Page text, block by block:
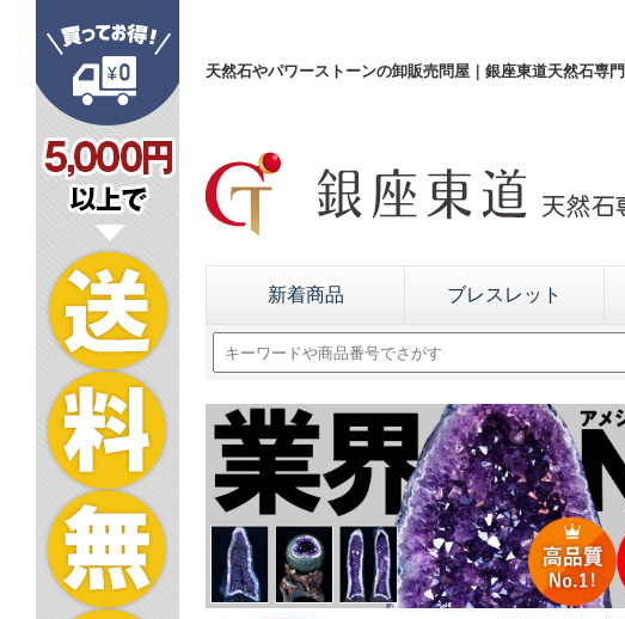
天然石やパワーストーンの卸販売問屋｜銀座東道天然石専
新着商品 ブレスレット